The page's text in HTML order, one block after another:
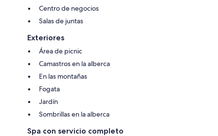
Centro de negocios
Salas de juntas
Exteriores
Área de picnic
Camastros en la alberca
En las montañas
Fogata
Jardín
Sombrillas en la alberca
Spa con servicio completo